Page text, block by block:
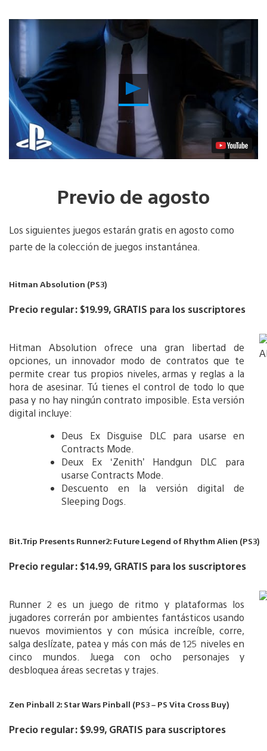
Reproducir
Video
Previo de agosto
Los siguientes juegos estarán gratis en agosto como
parte de la colección de juegos instantánea.
Hitman Absolution (PS3)
Precio regular: $19.99, GRATIS para los suscriptores
Hitman Absolution ofrece una gran libertad de
opciones, un innovador modo de contratos que te
permite crear tus propios niveles, armas y reglas a la
hora de asesinar. Tú tienes el control de todo lo que
pasa y no hay ningún contrato imposible. Esta versión
digital incluye:
Deus Ex Disguise DLC para usarse en
Contracts Mode.
Deux Ex ‘Zenith’ Handgun DLC para
usarse Contracts Mode.
Descuento en la versión digital de
Sleeping Dogs.
Bit.Trip Presents Runner2: Future Legend of Rhythm Alien (PS3)
Precio regular: $14.99, GRATIS para los suscriptores
Runner 2 es un juego de ritmo y plataformas los
jugadores correrán por ambientes fantásticos usando
nuevos movimientos y con música increíble, corre,
salga deslízate, patea y más con más de 125 niveles en
cinco mundos. Juega con ocho personajes y
desbloquea áreas secretas y trajes.
Zen Pinball 2: Star Wars Pinball (PS3 – PS Vita Cross Buy)
Precio regular: $9.99, GRATIS para suscriptores